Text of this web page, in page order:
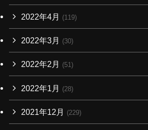
2022年4月 (119)
2022年3月 (30)
2022年2月 (51)
2022年1月 (28)
2021年12月 (229)